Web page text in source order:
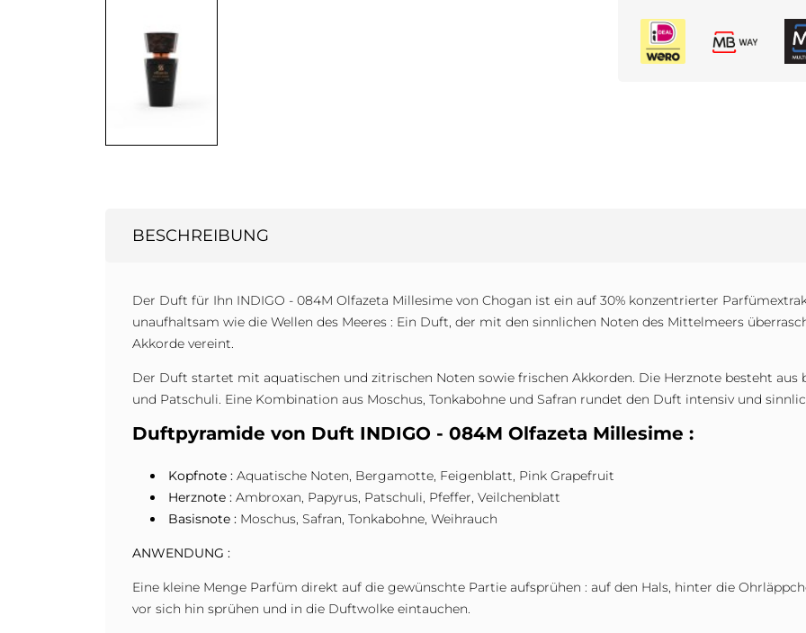
BESCHREIBUNG
Der Duft für Ihn INDIGO - 084M Olfazeta Millesime von Chogan ist ein auf 30% konzentrierter
unaufhaltsam wie die Wellen des Meeres : Ein Duft, der mit den sinnlichen Noten des Mittelmeers
Akkorde vereint.
Der Duft startet mit aquatischen und zitrischen Noten sowie frischen Akkorden. Die Herznote besteht aus
und Patschuli. Eine Kombination aus Moschus, Tonkabohne und Safran rundet den Duft intensiv und
Duftpyramide von Duft INDIGO - 084M Olfazeta Millesime :
Kopfnote : Aquatische Noten, Bergamotte, Feigenblatt, Pink Grapefruit
Herznote : Ambroxan, Papyrus, Patschuli, Pfeffer, Veilchenblatt
Basisnote : Moschus, Safran, Tonkabohne, Weihrauch
ANWENDUNG :
Eine kleine Menge Parfüm direkt auf die gewünschte Partie aufsprühen : auf den Hals, hinter die
vor sich hin sprühen und in die Duftwolke eintauchen.